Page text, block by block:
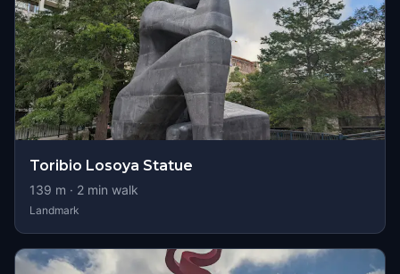
Toribio Losoya Statue
139 m · 2 min walk
Landmark